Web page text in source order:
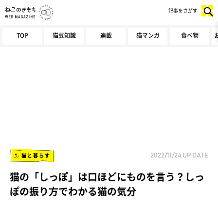
TOP 猫豆知識 連載 猫マンガ 食べ物
記事をさがす
猫と暮らす 2022/11/24 UP DATE
猫の「しっぽ」は口ほどにものを言う？しっ
ぽの振り方でわかる猫の気分